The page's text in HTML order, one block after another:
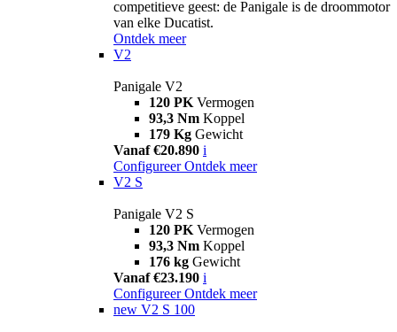
competitieve geest: de Panigale is de droommotor
van elke Ducatist.
Ontdek meer
V2
Panigale V2
120 PK Vermogen
93,3 Nm Koppel
179 Kg Gewicht
Vanaf €20.890 i
Configureer Ontdek meer
V2 S
Panigale V2 S
120 PK Vermogen
93,3 Nm Koppel
176 kg Gewicht
Vanaf €23.190 i
Configureer Ontdek meer
new V2 S 100